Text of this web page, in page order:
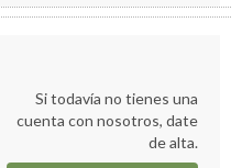
Si todavía no tienes una
cuenta con nosotros, date
de alta.